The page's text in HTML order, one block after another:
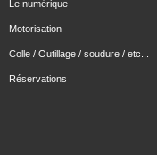
Le numérique
Motorisation
Colle / Outillage / soudure / etc...
Réservations